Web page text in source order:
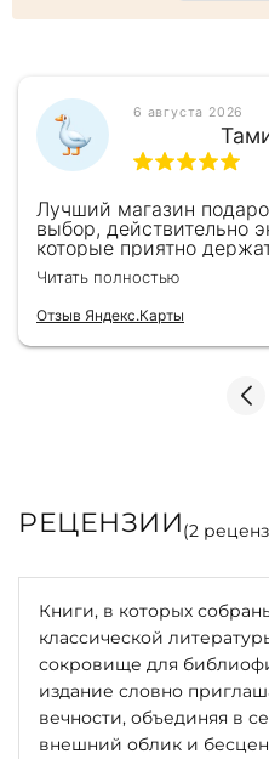
Министерства и перечня
6 августа 2026
Лучший магазин
выбор, действительно
которые приятно
здесь уже второй раз
всегда всё безупречно
консультантами до
Однозначно рекомендую
Читать полностью
Отзыв Яндекс.Карты
РЕЦЕНЗИИ(2
Книги, в которых
классической
сокровище для
издание словно
вечности, объединяя в
внешний облик и